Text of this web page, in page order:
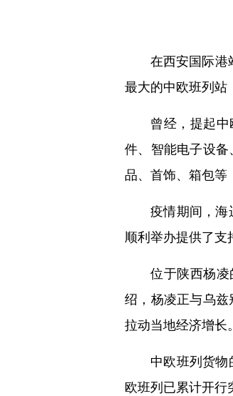
在西安国际港
最大的中欧班列站
曾经，提起
件、智能电子设
品、首饰、箱包等
疫情期间，海
顺利举办提供了支
位于陕西杨
绍，杨凌正与乌兹
拉动当地经济增长。
中欧班列货物
欧班列已累计开行